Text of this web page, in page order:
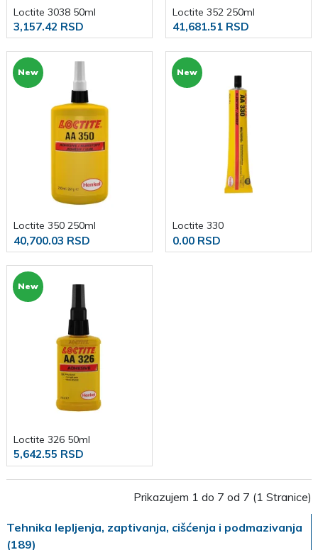
Tehnika lepljenja, zaptivanja, cišćenja i podmazivanja
(189)
Loctite 3038 50ml
3,157.42 RSD
Loctite 352 250ml
41,681.51 RSD
New
Loctite 350 250ml
40,700.03 RSD
New
Loctite 330
0.00 RSD
New
Loctite 326 50ml
5,642.55 RSD
Prikazujem 1 do 7 od 7 (1 Stranice)